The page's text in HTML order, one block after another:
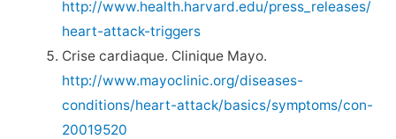
http://www.health.harvard.edu/press_releases/
heart-attack-triggers
Crise cardiaque. Clinique Mayo.
http://www.mayoclinic.org/diseases-
conditions/heart-attack/basics/symptoms/con-
20019520